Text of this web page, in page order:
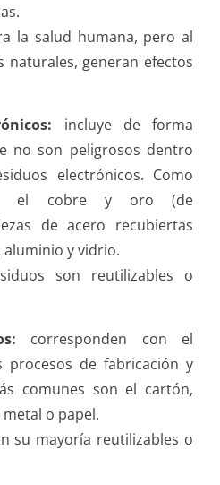
la salud humana, pero al
naturales, generan efectos
incluye de forma
no son peligrosos dentro
electrónicos. Como
el cobre y oro (de
de acero recubiertas
aluminio y vidrio.
son reutilizables o
corresponden con el
procesos de fabricación y
comunes son el cartón,
o papel.
su mayoría reutilizables o